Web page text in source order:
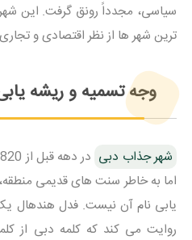
سیاسی، مجدداً رونق گرفت. این
ترین شهر ها از نظر اقتصادی و
وجه تسمیه و ریشه
شهر جذاب دبی
اما به خاطر سنت های قدیمی
یابی نام آن نیست. فدل هندهال
روایت می کند که کلمه دبی از